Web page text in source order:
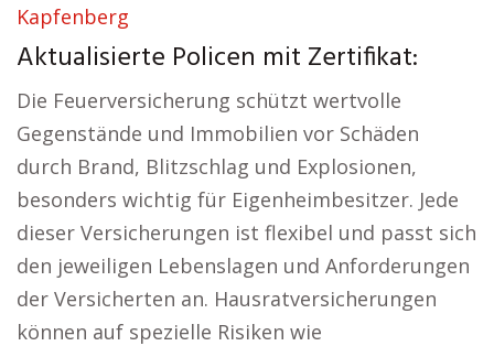
Kapfenberg
Aktualisierte Policen mit Zertifikat:
Die Feuerversicherung schützt wertvolle
Gegenstände und Immobilien vor Schäden
durch Brand, Blitzschlag und Explosionen,
besonders wichtig für Eigenheimbesitzer. Jede
dieser Versicherungen ist flexibel und passt sich
den jeweiligen Lebenslagen und Anforderungen
der Versicherten an. Hausratversicherungen
können auf spezielle Risiken wie